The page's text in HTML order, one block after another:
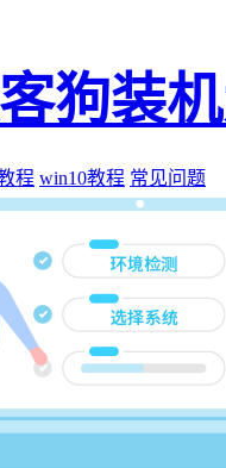
狗装
程 win10教程 常见问题